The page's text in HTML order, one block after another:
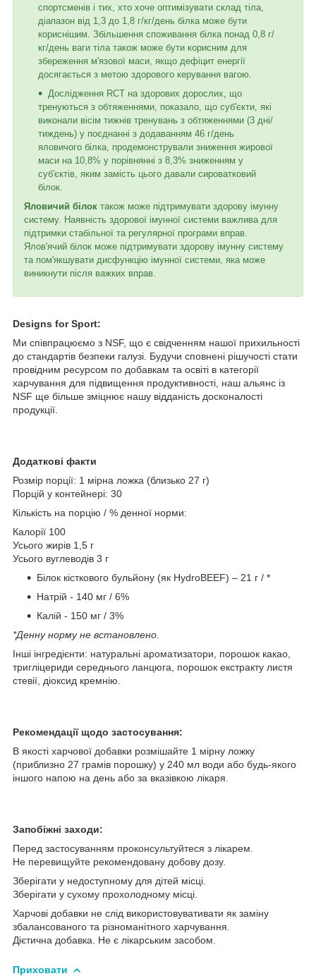
спортсменів і тих, хто хоче оптимізувати склад тіла,
діапазон від 1,3 до 1,8 г/кг/день білка може бути
кориснішим. Збільшення споживання білка понад 0,8 г/
кг/день ваги тіла також може бути корисним для
збереження м'язової маси, якщо дефіцит енергії
досягається з метою здорового керування вагою.
Дослідження RCT на здорових дорослих, що
тренуються з обтяженнями, показало, що суб'єкти, які
виконали вісім тижнів тренувань з обтяженнями (3 дні/
тиждень) у поєднанні з додаванням 46 г/день
яловичого білка, продемонстрували зниження жирової
маси на 10,8% у порівнянні з 8,3% зниженням у
суб'єктів, яким замість цього давали сироватковий
білок.
Яловичий білок також може підтримувати здорову імунну
систему. Наявність здорової імунної системи важлива для
підтримки стабільної та регулярної програми вправ.
Ялов'ячий білок може підтримувати здорову імунну систему
та пом'якшувати дисфункцію імунної системи, яка може
виникнути після важких вправ.
Designs for Sport:
Ми співпрацюємо з NSF, що є свідченням нашої прихильності
до стандартів безпеки галузі. Будучи сповнені рішучості стати
провідним ресурсом по добавкам та освіті в категорії
харчування для підвищення продуктивності, наш альянс із
NSF ще більше зміцнює нашу відданість досконалості
продукції.
Додаткові факти
Розмір порції: 1 мірна ложка (близько 27 г)
Порцій у контейнері: 30
Кількість на порцію / % денної норми:
Калорії 100
Усього жирів 1,5 г
Усього вуглеводів 3 г
Білок кісткового бульйону (як HydroBEEF) – 21 г / *
Натрій - 140 мг / 6%
Калій - 150 мг / 3%
*Денну норму не встановлено.
Інші інгредієнти: натуральні ароматизатори, порошок какао,
тригліцериди середнього ланцюга, порошок екстракту листя
стевії, діоксид кремнію.
Рекомендації щодо застосування:
В якості харчової добавки розмішайте 1 мірну ложку
(приблизно 27 грамів порошку) у 240 мл води або будь-якого
іншого напою на день або за вказівкою лікаря.
Запобіжні заходи:
Перед застосуванням проконсультуйтеся з лікарем.
Не перевищуйте рекомендовану добову дозу.
Зберігати у недоступному для дітей місці.
Зберігати у сухому прохолодному місці.
Харчові добавки не слід використовувативати як заміну
збалансованого та різноманітного харчування.
Дієтична добавка. Не є лікарським засобом.
Приховати